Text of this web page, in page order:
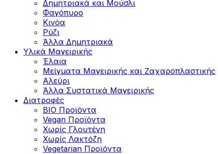
Δημητριακά και Μούσλι
Φαγόπυρο
Κινόα
Ρύζι
Άλλα Δημητριακά
Υλικά Μαγειρικής
Έλαια
Μείγματα Μαγειρικής και Ζαχαροπλαστικής
Αλεύρι
Άλλα Συστατικά Μαγειρικής
Διατροφές
BIO Προϊόντα
Vegan Προϊόντα
Χωρίς Γλουτένη
Χωρίς Λακτόζη
Vegetarian Προϊόντα